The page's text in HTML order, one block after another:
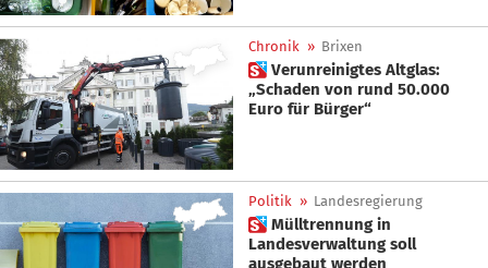
Chronik » Brixen
 Verunreinigtes Altglas:
„Schaden von rund 50.000
Euro für Bürger“
Politik » Landesregierung
 Mülltrennung in
Landesverwaltung soll
ausgebaut werden